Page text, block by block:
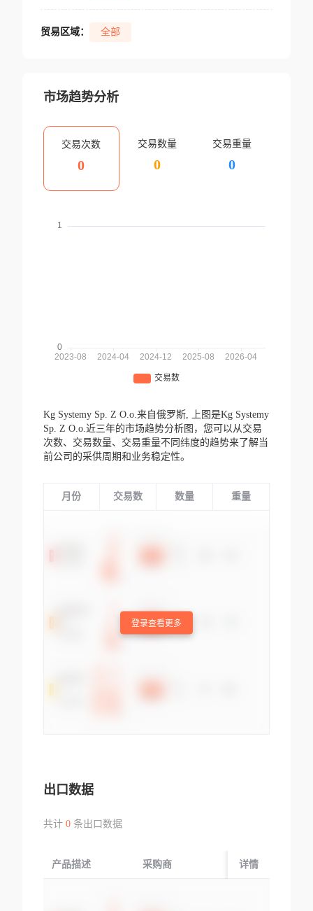
贸易区域： 全部
市场趋势分析
交易次数
0
交易数量
0
交易重量
0
Kg Systemy Sp. Z O.o.来自俄罗斯,
上图是Kg Systemy
Sp. Z O.o.近三年的市场趋势分析图，您可以从交易
次数、交易数量、交易重量不同纬度的趋势来了解当
前公司的采供周期和业务稳定性。
月份 交易数 数量 重量
登录查看更多
出口数据
共计 0条出口数据
产品描述 采购商 起运国/地区
详情